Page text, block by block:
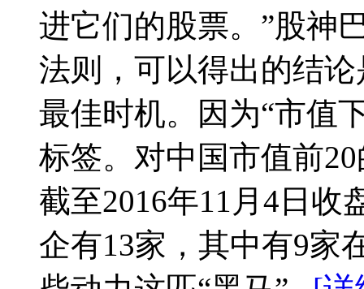
进它们的股票。”股神
法则，可以得出的结
最佳时机。因为“市值
标签。对中国市值前
截至2016年11月4日收
企有13家，其中有9家